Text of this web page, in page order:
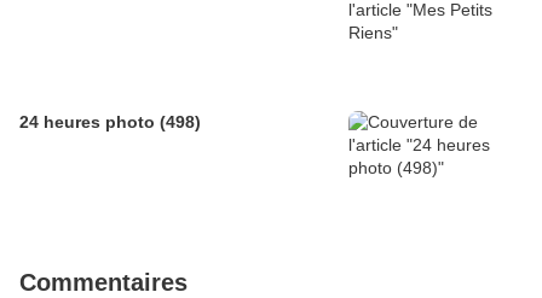
24 heures photo (498)
Commentaires